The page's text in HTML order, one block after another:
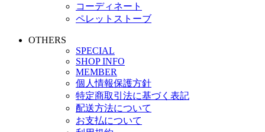
コーディネート
ペレットストーブ
OTHERS
SPECIAL
SHOP INFO
MEMBER
個人情報保護方針
特定商取引法に基づく表記
配送方法について
お支払について